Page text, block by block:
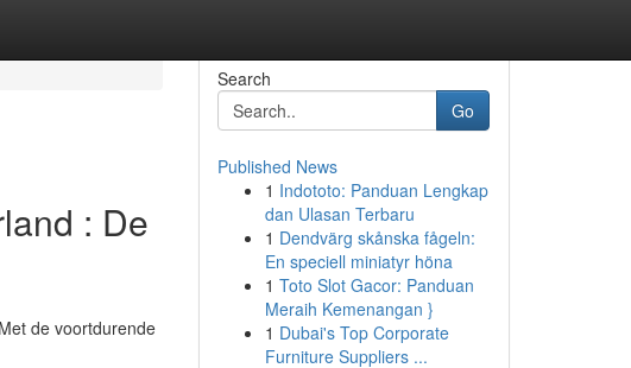
: De
de voortdurende
Search
Go
Published News
1 Indototo: Panduan Lengkap
dan Ulasan Terbaru
1 Dendvärg skånska fågeln:
En speciell miniatyr höna
1 Toto Slot Gacor: Panduan
Meraih Kemenangan }
1 Dubai's Top Corporate
Furniture Suppliers ...